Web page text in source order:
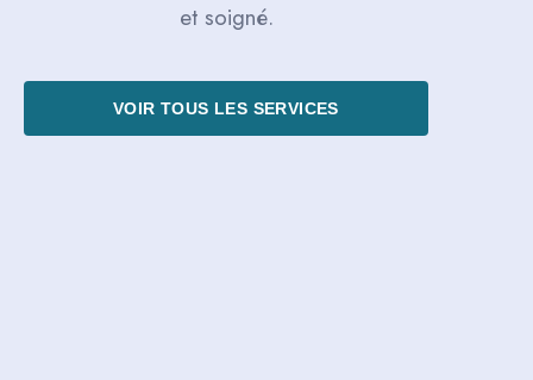
et soigné.
VOIR TOUS LES SERVICES